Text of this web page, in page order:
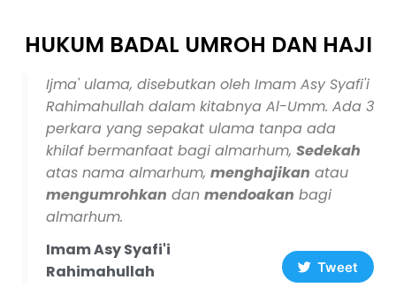
HUKUM BADAL UMROH DAN HAJI
Ijma' ulama, disebutkan oleh Imam Asy Syafi'i
Rahimahullah dalam kitabnya Al-Umm. Ada 3
perkara yang sepakat ulama tanpa ada
khilaf bermanfaat bagi almarhum, Sedekah
atas nama almarhum, menghajikan atau
mengumrohkan dan mendoakan bagi
almarhum.
Imam Asy Syafi'i
Rahimahullah
Tweet